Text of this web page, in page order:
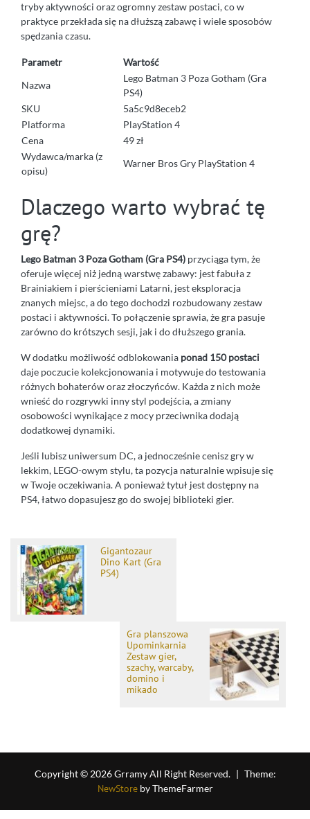
tryby aktywności oraz ogromny zestaw postaci, co w
praktyce przekłada się na dłuższą zabawę i wiele sposobów
spędzania czasu.
Parametr
Wartość
Nazwa
Lego Batman 3 Poza Gotham (Gra
PS4)
SKU
5a5c9d8eceb2
Platforma
PlayStation 4
Cena
49 zł
Wydawca/marka (z
opisu)
Warner Bros Gry PlayStation 4
Dlaczego warto wybrać tę
grę?
Lego Batman 3 Poza Gotham (Gra PS4) przyciąga tym, że
oferuje więcej niż jedną warstwę zabawy: jest fabuła z
Brainiakiem i pierścieniami Latarni, jest eksploracja
znanych miejsc, a do tego dochodzi rozbudowany zestaw
postaci i aktywności. To połączenie sprawia, że gra pasuje
zarówno do krótszych sesji, jak i do dłuższego grania.
W dodatku możliwość odblokowania ponad 150 postaci
daje poczucie kolekcjonowania i motywuje do testowania
różnych bohaterów oraz złoczyńców. Każda z nich może
wnieść do rozgrywki inny styl podejścia, a zmiany
osobowości wynikające z mocy przeciwnika dodają
dodatkowej dynamiki.
Jeśli lubisz uniwersum DC, a jednocześnie cenisz gry w
lekkim, LEGO-owym stylu, ta pozycja naturalnie wpisuje się
w Twoje oczekiwania. A ponieważ tytuł jest dostępny na
PS4, łatwo dopasujesz go do swojej biblioteki gier.
Gigantozaur
Dino Kart (Gra
PS4)
Gra planszowa
Upominkarnia
Zestaw gier,
szachy, warcaby,
domino i
mikado
Copyright © 2026 Grramy All Right Reserved. | Theme:
NewStoreby ThemeFarmer